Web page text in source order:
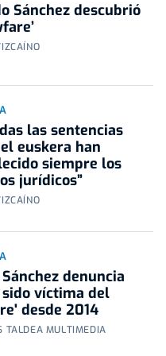
Sánchez descubrió
las sentencias
euskera han
siempre los
jurídicos”
denuncia
víctima del
desde 2014
TALDEA MULTIMEDIA